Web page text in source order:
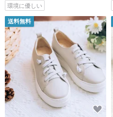
環境に優しい
送料無料